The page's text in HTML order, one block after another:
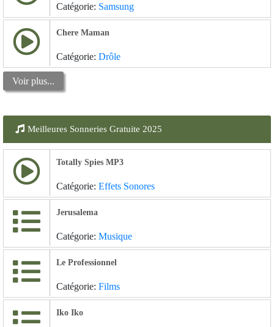
Catégorie: Samsung
Chere Maman
Catégorie: Drôle
Voir plus...
Meilleures Sonneries Gratuite 2025
Totally Spies MP3
Catégorie: Effets Sonores
Jerusalema
Catégorie: Musique
Le Professionnel
Catégorie: Films
Iko Iko